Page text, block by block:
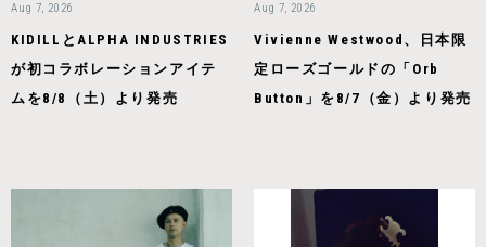
Aug 7, 2026
KIDILLとALPHA INDUSTRIES
が初コラボレーションアイテ
ムを8/8（土）より発売
Aug 7, 2026
Vivienne Westwood、日本限
定ローズゴールドの「Orb
Button」を8/7（金）より発売